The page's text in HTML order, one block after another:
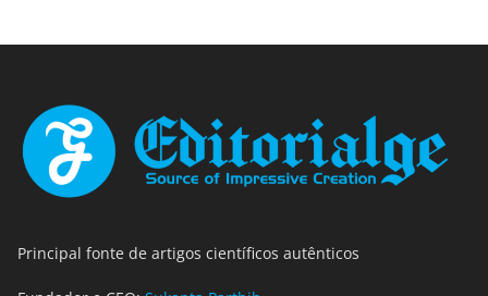
Principal fonte de artigos científicos autênticos